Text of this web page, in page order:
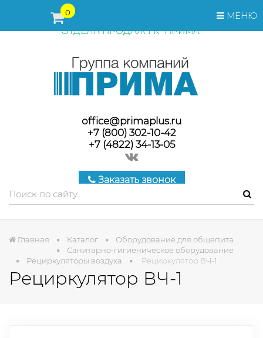
МЕНЮ
0
ПЕРЕД ОФОРМЛЕНИЕМ ЗАКАЗА, СТОИМОСТЬ И СРОКИ
ПОСТАВКИ ТОВАРА УТОЧНЯЙТЕ У МЕНЕДЖЕРОВ
ОТДЕЛА ПРОДАЖ ГК "ПРИМА"
office@primaplus.ru
+7 (800) 302-10-42
+7 (4822) 34-13-05
Заказать звонок
Главная Каталог
Оборудование для общепита
Санитарно-гигиеническое оборудование
Рециркуляторы воздуха
Рециркулятор ВЧ-1
Рециркулятор ВЧ-1